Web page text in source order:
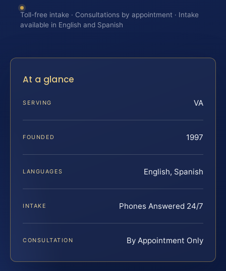
Toll-free intake · Consultations by appointment · Intake
available in English and Spanish
At a glance
SERVING VA
FOUNDED 1997
LANGUAGES English, Spanish
INTAKE Phones Answered 24/7
CONSULTATION By Appointment Only